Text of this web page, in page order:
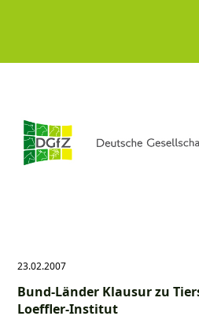
23.02.2007
Bund-Länder Klausur zu
Loeffler-Institut